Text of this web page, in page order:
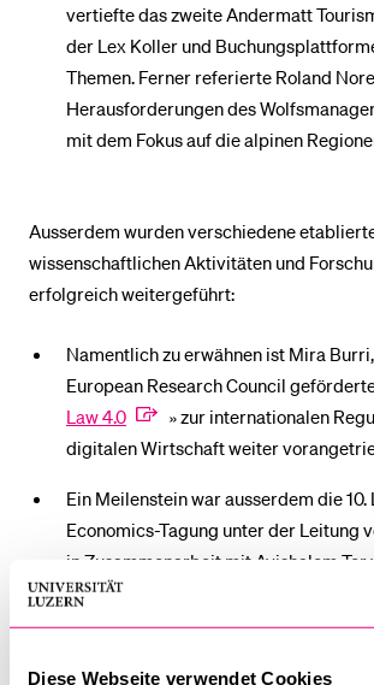
Diese Webseite verwendet Cookies
vertiefte das zweite Andermatt
der Lex Koller und
Themen. Ferner referierte Roland
Herausforderungen des
mit dem Fokus auf die alpinen
Ausserdem wurden verschiedene
wissenschaftlichen Aktivitäten und
erfolgreich weitergeführt:
Namentlich zu erwähnen ist Mira
European Research Council
Law 4.0
» zur internationalen
digitalen Wirtschaft weiter
Ein Meilenstein war ausserdem die 10.
Economics-Tagung unter der Leitung
in Zusammenarbeit mit Avishalom Tor
University of Notre Dame Law School.
Jubiläumsveranstaltung widmete sich